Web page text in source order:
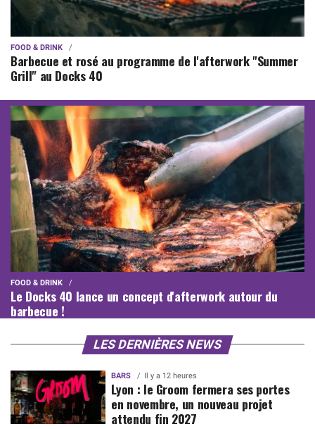
FOOD & DRINK
Barbecue et rosé au programme de l'afterwork "Summer
Grill" au Docks 40
FOOD & DRINK
Le Docks 40 lance un concept d'afterwork autour du
barbecue !
LES DERNIÈRES NEWS
BARS Il y a 12 heures
Lyon : le Groom fermera ses portes
en novembre, un nouveau projet
attendu fin 2027